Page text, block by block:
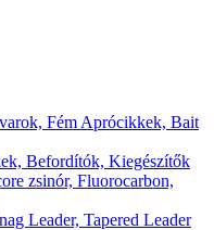
Fém Aprócikkek, Bait
Befordítók, Kiegészítők
zsinór, Fluorocarbon,
Leader, Tapered Leader